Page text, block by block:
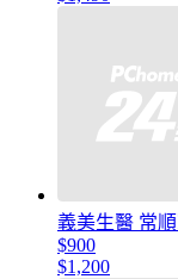
義美生醫 常
$900
$1,200